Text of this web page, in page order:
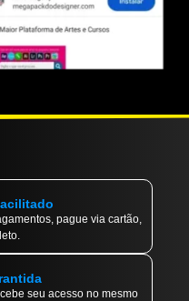
pague via cartão,
seu acesso no mesmo